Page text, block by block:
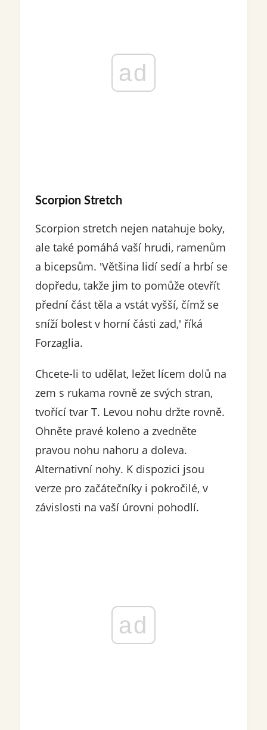
ad
Scorpion Stretch
Scorpion stretch nejen natahuje boky,
ale také pomáhá vaší hrudi, ramenům
a bicepsům. 'Většina lidí sedí a hrbí se
dopředu, takže jim to pomůže otevřít
přední část těla a vstát vyšší, čímž se
sníží bolest v horní části zad,' říká
Forzaglia.
Chcete-li to udělat, ležet lícem dolů na
zem s rukama rovně ze svých stran,
tvořící tvar T. Levou nohu držte rovně.
Ohněte pravé koleno a zvedněte
pravou nohu nahoru a doleva.
Alternativní nohy. K dispozici jsou
verze pro začátečníky i pokročilé, v
závislosti na vaší úrovni pohodlí.
ad